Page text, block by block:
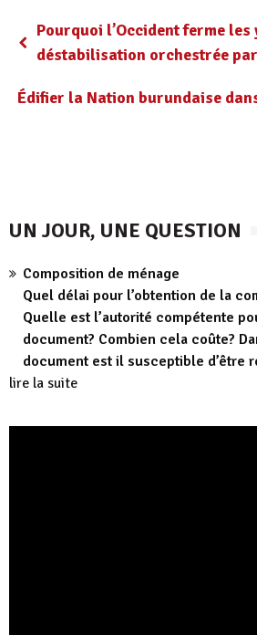
Pourquoi l’Occident ferme
déstabilisation orchestrée
Édifier la Nation burundaise
UN JOUR, UNE QUESTION
Composition de ménage
Quel délai pour l’obtention de la
Quelle est l’autorité compétente
document? Combien cela coûte?
document est il susceptible d’être
lire la suite